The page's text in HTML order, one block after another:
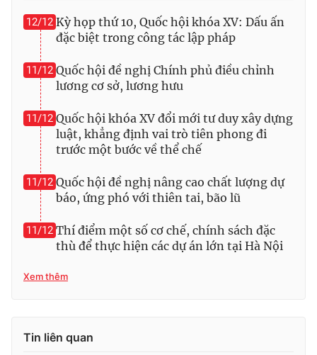
12/12 Kỳ họp thứ 10, Quốc hội khóa XV: Dấu ấn
đặc biệt trong công tác lập pháp
11/12 Quốc hội đề nghị Chính phủ điều chỉnh
lương cơ sở, lương hưu
11/12 Quốc hội khóa XV đổi mới tư duy xây dựng
luật, khẳng định vai trò tiên phong đi
trước một bước về thể chế
11/12 Quốc hội đề nghị nâng cao chất lượng dự
báo, ứng phó với thiên tai, bão lũ
11/12 Thí điểm một số cơ chế, chính sách đặc
thù để thực hiện các dự án lớn tại Hà Nội
Xem thêm
Tin liên quan